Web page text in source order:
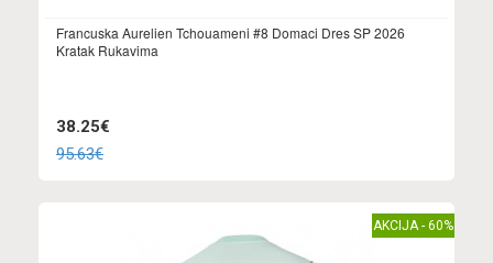
Francuska Aurelien Tchouameni #8 Domaci Dres SP 2026
Kratak Rukavima
38.25€
95.63€
AKCIJA - 60%